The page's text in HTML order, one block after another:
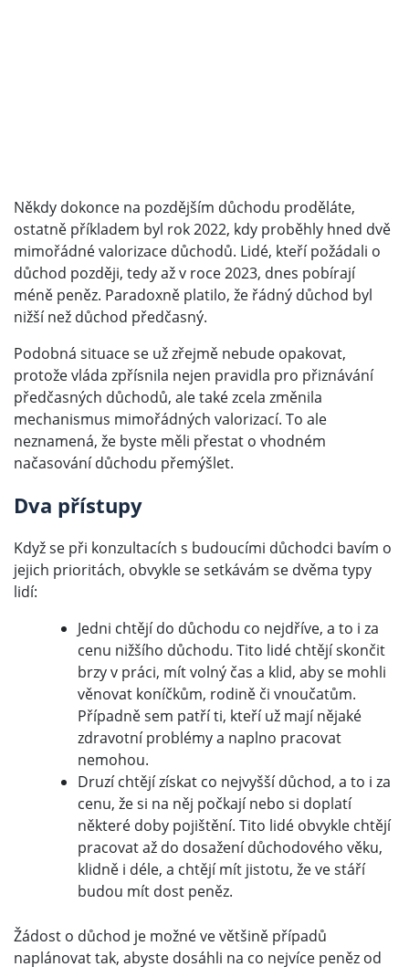
Někdy dokonce na pozdějším důchodu proděláte,
ostatně příkladem byl rok 2022, kdy proběhly hned dvě
mimořádné valorizace důchodů. Lidé, kteří požádali o
důchod později, tedy až v roce 2023, dnes pobírají
méně peněz. Paradoxně platilo, že řádný důchod byl
nižší než důchod předčasný.
Podobná situace se už zřejmě nebude opakovat,
protože vláda zpřísnila nejen pravidla pro přiznávání
předčasných důchodů, ale také zcela změnila
mechanismus mimořádných valorizací. To ale
neznamená, že byste měli přestat o vhodném
načasování důchodu přemýšlet.
Dva přístupy
Když se při konzultacích s budoucími důchodci bavím o
jejich prioritách, obvykle se setkávám se dvěma typy
lidí:
Jedni chtějí do důchodu co nejdříve, a to i za
cenu nižšího důchodu. Tito lidé chtějí skončit
brzy v práci, mít volný čas a klid, aby se mohli
věnovat koníčkům, rodině či vnoučatům.
Případně sem patří ti, kteří už mají nějaké
zdravotní problémy a naplno pracovat
nemohou.
Druzí chtějí získat co nejvyšší důchod, a to i za
cenu, že si na něj počkají nebo si doplatí
některé doby pojištění. Tito lidé obvykle chtějí
pracovat až do dosažení důchodového věku,
klidně i déle, a chtějí mít jistotu, že ve stáří
budou mít dost peněz.
Žádost o důchod je možné ve většině případů
naplánovat tak, abyste dosáhli na co nejvíce peněz od